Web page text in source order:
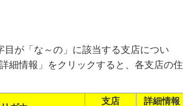
が「な～の」に該当する支店につい
細情報」をクリックすると、各支店の住
支店
詳細情報